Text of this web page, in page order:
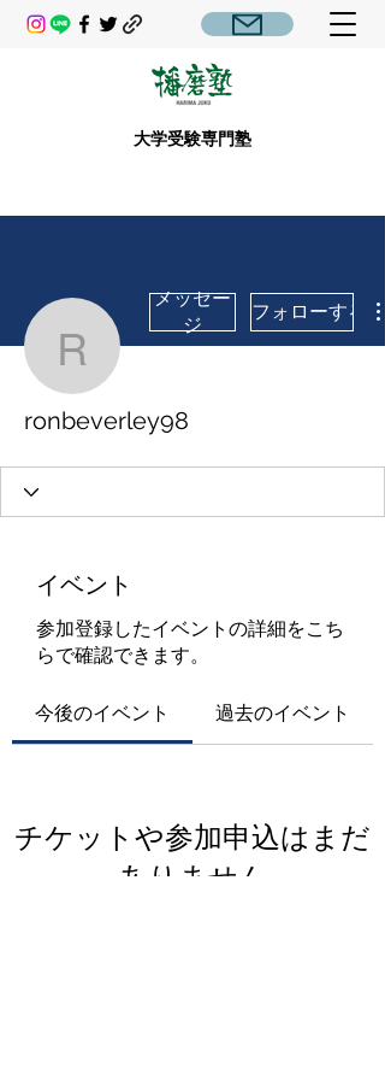
大学受験専門塾
ronbeverley98
メッセー
ジ
フォローする
ronbeverley98
イベント
参加登録したイベントの詳細をこち
らで確認できます。
今後のイベント 過去のイベント
チケットや参加申込はまだ
ありません